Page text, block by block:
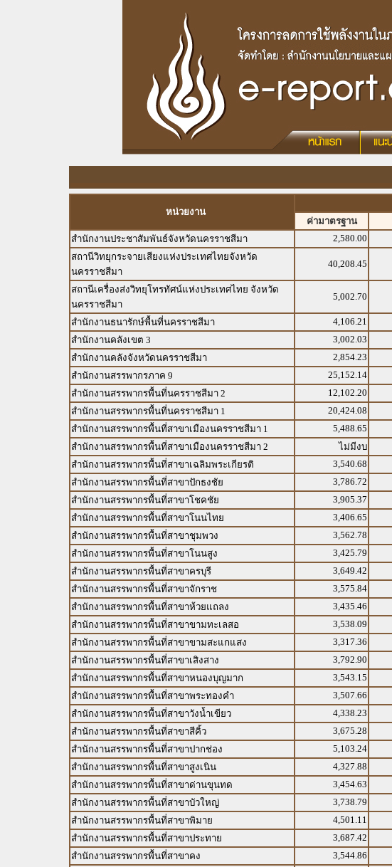
หน่วยงาน
ค่ามาตรฐาน
สำนักงานประชาสัมพันธ์จังหวัดนครราชสีมา
2,580.00
สถานีวิทยุกระจายเสียงแห่งประเทศไทยจังหวัด
นครราชสีมา
40,208.45
สถานีเครื่องส่งวิทยุโทรทัศน์แห่งประเทศไทย จังหวัด
นครราชสีมา
5,002.70
สำนักงานธนารักษ์พื้นที่นครราชสีมา 4,106.21
สำนักงานคลังเขต 3
3,002.03
สำนักงานคลังจังหวัดนครราชสีมา
2,854.23
สำนักงานสรรพากรภาค 9
25,152.14
สำนักงานสรรพากรพื้นที่นครราชสีมา 2
12,102.20
สำนักงานสรรพากรพื้นที่นครราชสีมา 1
20,424.08
สำนักงานสรรพากรพื้นที่สาขาเมืองนครราชสีมา 1
5,488.65
สำนักงานสรรพากรพื้นที่สาขาเมืองนครราชสีมา 2
ไม่มีงบ
สำนักงานสรรพากรพื้นที่สาขาเฉลิมพระเกียรติ
3,540.68
สำนักงานสรรพากรพื้นที่สาขาปักธงชัย
3,786.72
สำนักงานสรรพากรพื้นที่สาขาโชคชัย
3,905.37
สำนักงานสรรพากรพื้นที่สาขาโนนไทย
3,406.65
สำนักงานสรรพากรพื้นที่สาขาชุมพวง
3,562.78
สำนักงานสรรพากรพื้นที่สาขาโนนสูง
3,425.79
สำนักงานสรรพากรพื้นที่สาขาครบุรี
3,649.42
สำนักงานสรรพากรพื้นที่สาขาจักราช
3,575.84
สำนักงานสรรพากรพื้นที่สาขาห้วยแถลง
3,435.46
สำนักงานสรรพากรพื้นที่สาขาขามทะเลสอ
3,538.09
สำนักงานสรรพากรพื้นที่สาขาขามสะแกแสง
3,317.36
สำนักงานสรรพากรพื้นที่สาขาเสิงสาง
3,792.90
สำนักงานสรรพากรพื้นที่สาขาหนองบุญมาก
3,543.15
สำนักงานสรรพากรพื้นที่สาขาพระทองคำ
3,507.66
สำนักงานสรรพากรพื้นที่สาขาวังน้ำเขียว
4,338.23
สำนักงานสรรพากรพื้นที่สาขาสีคิ้ว
3,675.28
สำนักงานสรรพากรพื้นที่สาขาปากช่อง
5,103.24
สำนักงานสรรพากรพื้นที่สาขาสูงเนิน
4,327.88
สำนักงานสรรพากรพื้นที่สาขาด่านขุนทด
3,454.63
สำนักงานสรรพากรพื้นที่สาขาบัวใหญ่
3,738.79
สำนักงานสรรพากรพื้นที่สาขาพิมาย
4,501.11
สำนักงานสรรพากรพื้นที่สาขาประทาย
3,687.42
สำนักงานสรรพากรพื้นที่สาขาคง
3,544.86